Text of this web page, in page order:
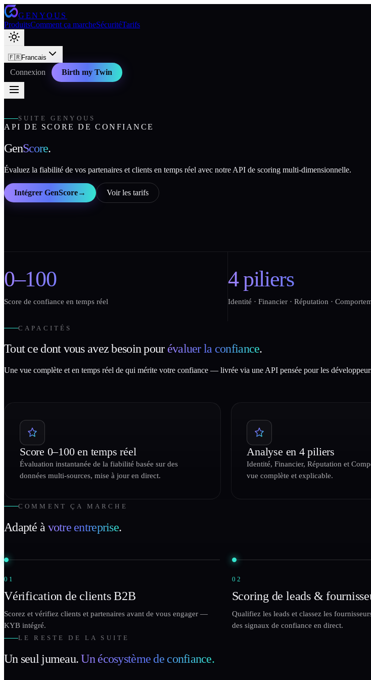
GENYOUS
ProduitsComment ça marcheSécuritéTarifs
🇫🇷Francais
Connexion Birth my Twin
SUITE GENYOUS
API DE SCORE DE CONFIANCE
GenScore.
Évaluez la fiabilité de vos partenaires et clients en temps réel avec notre API de scoring multi-dimensionnelle.
Intégrer GenScore→ Voir les tarifs
0–100
Score de confiance en temps réel
4 piliers
Identité · Financier · Réputation ·
CAPACITÉS
Tout ce dont vous avez besoin pour évaluer la confiance.
Une vue complète et en temps réel de qui mérite votre confiance — livrée via une API pensée pour les
Score 0–100 en temps réel
Évaluation instantanée de la fiabilité basée sur des
données multi-sources, mise à jour en direct.
Analyse en 4 piliers
Identité, Financier, Réputation et
vue complète et explicable.
COMMENT ÇA MARCHE
Adapté à votre entreprise.
01
Vérification de clients B2B
Scorez et vérifiez clients et partenaires avant de vous engager —
KYB intégré.
02
Scoring de leads &
Qualifiez les leads et classez les
des signaux de confiance en direct.
LE RESTE DE LA SUITE
Un seul jumeau.Un écosystème de confiance.